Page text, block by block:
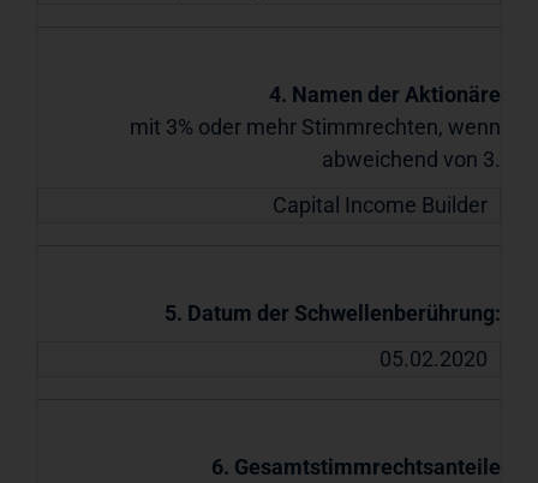
4. Namen der Aktionäre
mit 3% oder mehr Stimmrechten, wenn
abweichend von 3.
Capital Income Builder
5. Datum der Schwellenberührung:
05.02.2020
6. Gesamtstimmrechtsanteile